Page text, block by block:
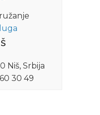
Niš, Srbija
30 49